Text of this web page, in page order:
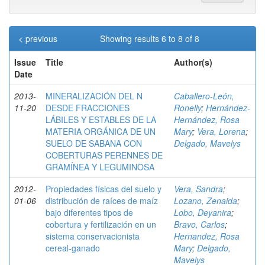
Showing results 6 to 8 of 8
< previous
Issue
Date
Title Author(s)
2013-
11-20
MINERALIZACIÓN DEL N
DESDE FRACCIONES
LÁBILES Y ESTABLES DE LA
MATERIA ORGÁNICA DE UN
SUELO DE SABANA CON
COBERTURAS PERENNES DE
GRAMÍNEA Y LEGUMINOSA
Caballero-León,
Ronelly; Hernández-
Hernández, Rosa
Mary; Vera, Lorena;
Delgado, Mavelys
2012-
01-06
Propiedades físicas del suelo y
distribución de raíces de maíz
bajo diferentes tipos de
cobertura y fertilización en un
sistema conservacionista
cereal-ganado
Vera, Sandra;
Lozano, Zenaida;
Lobo, Deyanira;
Bravo, Carlos;
Hernandez, Rosa
Mary; Delgado,
Mavelys